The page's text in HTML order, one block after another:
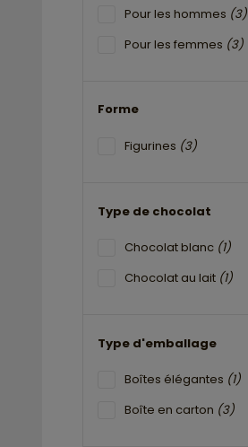
Pour les hommes (3)
Pour les femmes (3)
Forme
Figurines (3)
Type de chocolat
Chocolat blanc (1)
Chocolat au lait (1)
Type d'emballage
Boîtes élégantes (1)
Boîte en carton (3)